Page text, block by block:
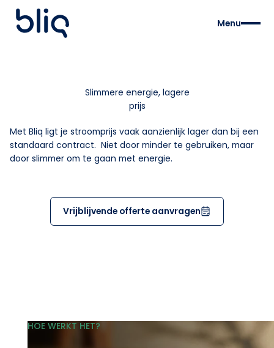
Menu
Slimmere energie, lagere
prijs
Met Bliq ligt je stroomprijs vaak aanzienlijk lager dan bij een
standaard contract. Niet door minder te gebruiken, maar
door slimmer om te gaan met energie.
Vrijblijvende offerte aanvragen
HOE WERKT HET?